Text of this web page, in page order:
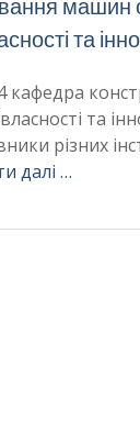
машин
та
кафедра
та
різних
далі …